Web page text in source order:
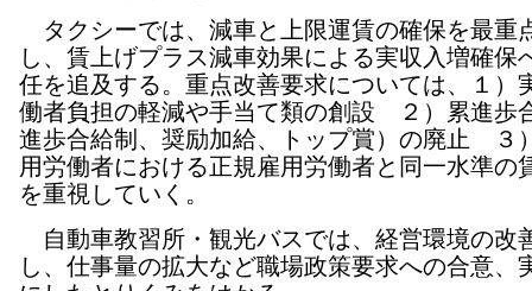
タクシーでは、減車と上限運賃の確保を最重
し、賃上げプラス減車効果による実収入増確保
任を追及する。重点改善要求については、１）
働者負担の軽減や手当て類の創設 ２）累進歩
進歩合給制、奨励加給、トップ賞）の廃止 ３
用労働者における正規雇用労働者と同一水準の
を重視していく。
自動車教習所・観光バスでは、経営環境の改
し、仕事量の拡大など職場政策要求への合意、